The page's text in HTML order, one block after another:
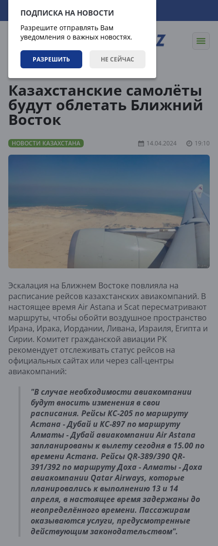
ПОДПИСКА НА НОВОСТИ
Разрешите отправлять Вам
уведомления о важных новостях.
РАЗРЕШИТЬ НЕ СЕЙЧАС
08.08.2026 13:23:16
Казахстанские самолёты
будут облетать Ближний
Восток
НОВОСТИ КАЗАХСТАНА 14.04.2024 19:10
Эскалация на Ближнем Востоке повлияла на
расписание рейсов казахстанских авиакомпаний. В
настоящее время Air Astana и Scat пересматривают
маршруты, чтобы обойти воздушное пространство
Ирана, Ирака, Иордании, Ливана, Израиля, Египта и
Сирии. Комитет гражданской авиации РК
рекомендует отслеживать статус рейсов на
официальных сайтах или через call-центры
авиакомпаний:
"В случае необходимости авиакомпании
будут вносить изменения в свои
расписания. Рейсы КС-205 по маршруту
Астана - Дубай и КС-897 по маршруту
Алматы - Дубай авиакомпании Air Astana
запланированы к вылету сегодня в 15.00 по
времени Астана. Рейсы QR-389/390 QR-
391/392 по маршруту Доха - Алматы - Доха
авиакомпании Qatar Airways, которые
планировались к выполнению 13 и 14
апреля, в настоящее время задержаны до
неопределённого времени. Пассажирам
оказываются услуги, предусмотренные
действующим законодательством".